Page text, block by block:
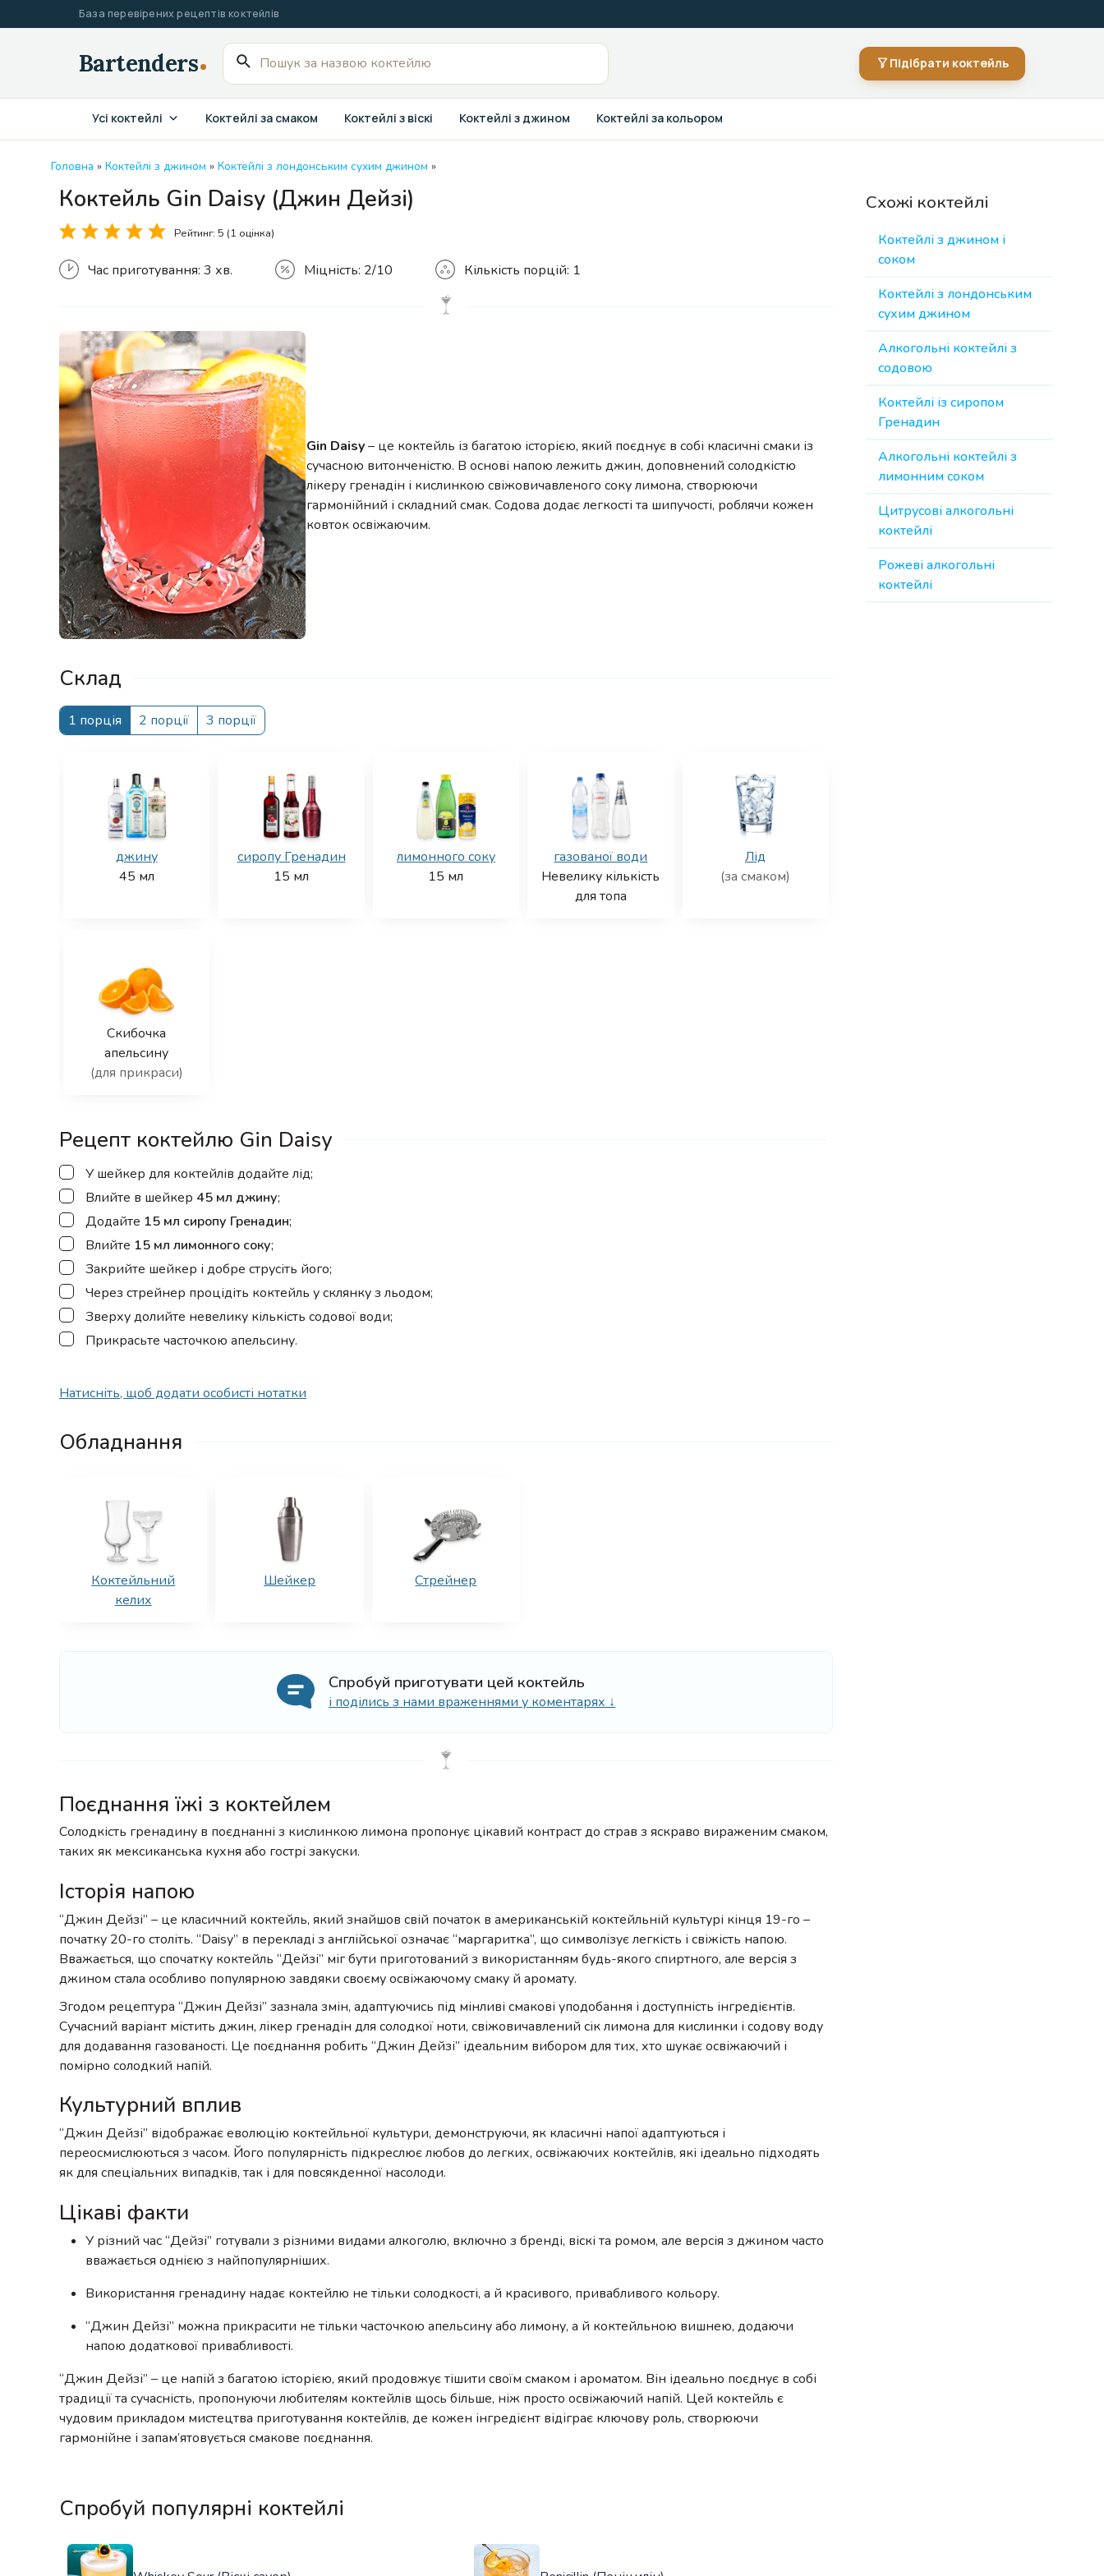
до
База перевірених рецептів коктейлів
Пошук
для:
Підібрати коктейль
Усі коктейлі Коктейлі за смаком Коктейлі з віскі Коктейлі з джином Коктейлі за кольором
Головна » Коктейлі з джином » Коктейлі з лондонським сухим джином »
Коктейль Gin Daisy (Джин Дейзі)
Рейтинг: 5 (1 оцінка)
Час приготування: 3 хв. Міцність: 2/10 Кількість порцій: 1
Gin Daisy– це коктейль із багатою історією, який поєднує в собі класичні смаки із
сучасною витонченістю. В основі напою лежить джин, доповнений солодкістю
лікеру гренадін і кислинкою свіжовичавленого соку лимона, створюючи
гармонійний і складний смак. Содова додає легкості та шипучості, роблячи кожен
ковток освіжаючим.
Склад
1 порція 2 порції 3 порції
джину
45 мл
сиропу Гренадин
15 мл
лимонного соку
15 мл
газованої води
Невелику кількість
для топа
Лід
(за смаком)
Скибочка
апельсину
(для прикраси)
Рецепт коктейлю Gin Daisy
▢
У шейкер для коктейлів додайте лід;
▢
Влийте в шейкер 45 мл джину;
▢
Додайте 15 мл сиропу Гренадин;
▢
Влийте 15 мл лимонного соку;
▢
Закрийте шейкер і добре струсіть його;
▢
Через стрейнер процідіть коктейль у склянку з льодом;
▢
Зверху долийте невелику кількість содової води;
▢
Прикрасьте часточкою апельсину.
Натисніть, щоб додати особисті нотатки
Обладнання
Коктейльний
келих
Шейкер Стрейнер
Спробуй приготувати цей коктейль
і поділись з нами враженнями у коментарях ↓
Поєднання їжі з коктейлем
Солодкість гренадину в поєднанні з кислинкою лимона пропонує цікавий контраст до страв з яскраво вираженим смаком,
таких як мексиканська кухня або гострі закуски.
Історія напою
“Джин Дейзі” – це класичний коктейль, який знайшов свій початок в американській коктейльній культурі кінця 19-го –
початку 20-го століть. “Daisy” в перекладі з англійської означає “маргаритка”, що символізує легкість і свіжість напою.
Вважається, що спочатку коктейль “Дейзі” міг бути приготований з використанням будь-якого спиртного, але версія з
джином стала особливо популярною завдяки своєму освіжаючому смаку й аромату.
Згодом рецептура “Джин Дейзі” зазнала змін, адаптуючись під мінливі смакові уподобання і доступність інгредієнтів.
Сучасний варіант містить джин, лікер гренадін для солодкої ноти, свіжовичавлений сік лимона для кислинки і содову воду
для додавання газованості. Це поєднання робить “Джин Дейзі” ідеальним вибором для тих, хто шукає освіжаючий і
помірно солодкий напій.
Культурний вплив
“Джин Дейзі” відображає еволюцію коктейльної культури, демонструючи, як класичні напої адаптуються і
переосмислюються з часом. Його популярність підкреслює любов до легких, освіжаючих коктейлів, які ідеально підходять
як для спеціальних випадків, так і для повсякденної насолоди.
Цікаві факти
У різний час “Дейзі” готували з різними видами алкоголю, включно з бренді, віскі та ромом, але версія з джином часто
вважається однією з найпопулярніших.
Використання гренадину надає коктейлю не тільки солодкості, а й красивого, привабливого кольору.
“Джин Дейзі” можна прикрасити не тільки часточкою апельсину або лимону, а й коктейльною вишнею, додаючи
напою додаткової привабливості.
“Джин Дейзі” – це напій з багатою історією, який продовжує тішити своїм смаком і ароматом. Він ідеально поєднує в собі
традиції та сучасність, пропонуючи любителям коктейлів щось більше, ніж просто освіжаючий напій. Цей коктейль є
чудовим прикладом мистецтва приготування коктейлів, де кожен інгредієнт відіграє ключову роль, створюючи
гармонійне і запам’ятовується смакове поєднання.
Спробуй популярні коктейлі
Схожі коктейлі
Коктейлі з джином і
соком
Коктейлі з лондонським
сухим джином
Алкогольні коктейлі з
содовою
Коктейлі із сиропом
Гренадин
Алкогольні коктейлі з
лимонним соком
Цитрусові алкогольні
коктейлі
Рожеві алкогольні
коктейлі